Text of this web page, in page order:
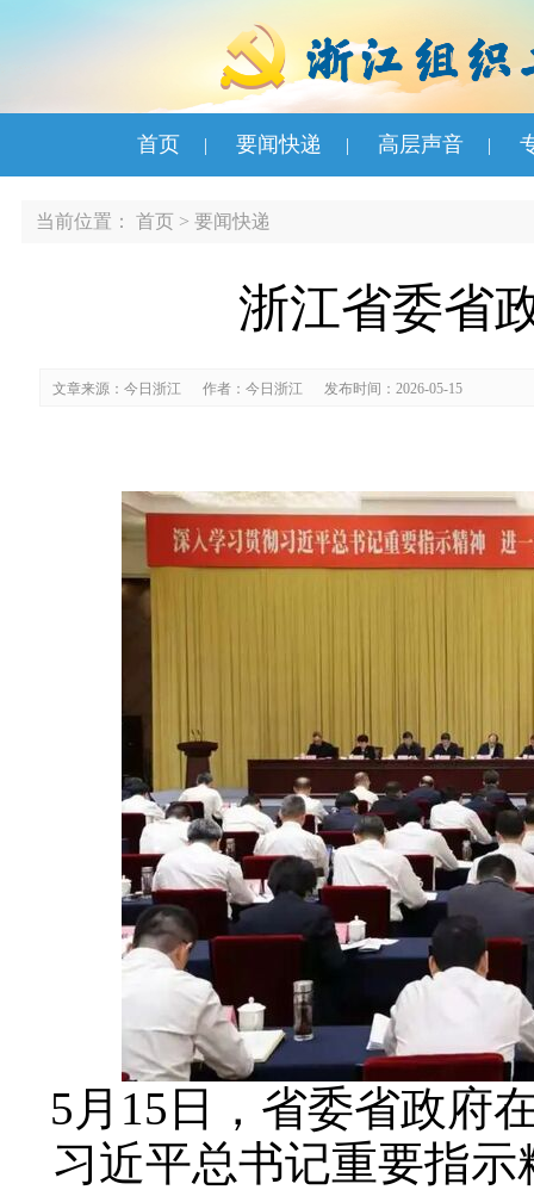
首页 | 要闻快递 | 高层声音 |
当前位置： 首页 > 要闻快递
浙江省委省
文章来源：今日浙江 作者：今日浙江 发布时间：2026-05-15
5月15日，省委省政府
习近平总书记重要指